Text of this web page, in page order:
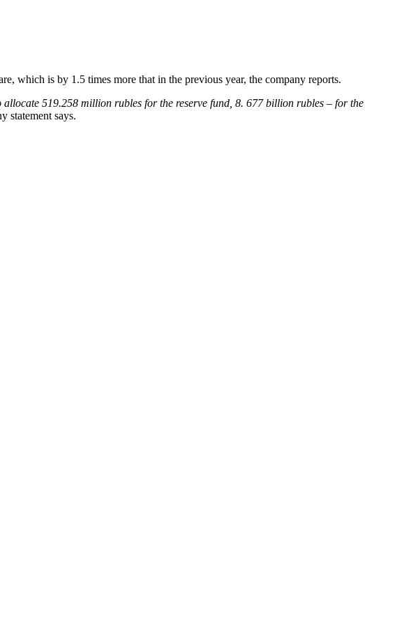
which is by 1.5 times more that in the previous year, the company reports.
519.258 million rubles for the reserve fund, 8. 677 billion rubles – for the
statement says.